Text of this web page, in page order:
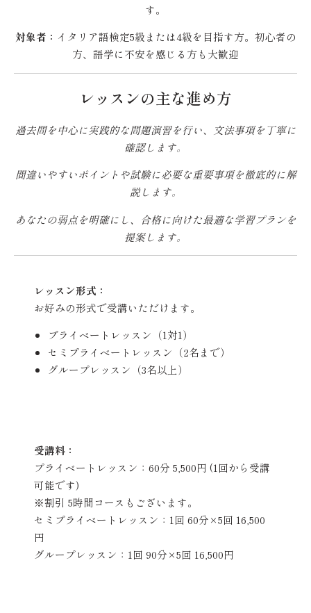
す。
対象者： イタリア語検定5級または4級を目指す方。初心者の
方、語学に不安を感じる方も大歓迎
レッスンの主な進め方
過去問を中心に実践的な問題演習を行い、文法事項を丁寧に
確認します。
間違いやすいポイントや試験に必要な重要事項を徹底的に解
説します。
あなたの弱点を明確にし、合格に向けた最適な学習プランを
提案します。
レッスン形式：
お好みの形式で受講いただけます。
プライベートレッスン（1対1）
セミプライベートレッスン（2名まで）
グループレッスン（3名以上）
受講料：
プライベートレッスン：60分 5,500円 (1回から受講
可能です)
※割引 5時間コースもございます。
セミプライベートレッスン：1回 60分×5回 16,500
円
グループレッスン：1回 90分×5回 16,500円